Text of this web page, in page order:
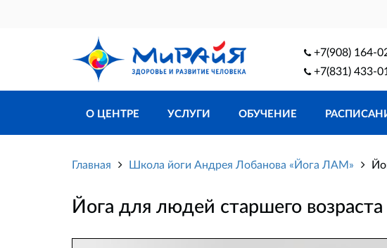
+7(908) 164-
+7(831) 433-
О ЦЕНТРЕ УСЛУГИ ОБУЧЕНИЕ
Главная Школа йоги Андрея Лобанова «Йога ЛАМ»
Йога для людей старшего возраста